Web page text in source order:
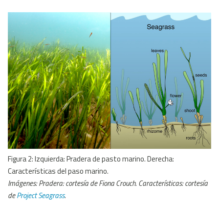
Figura 2: Izquierda: Pradera de pasto marino. Derecha:
Características del paso marino.
Imágenes: Pradera: cortesía de Fiona Crouch. Características: cortesía
deProject Seagrass.